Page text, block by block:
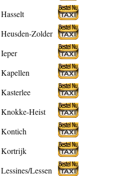
Hasselt
Heusden-Zolder
Ieper
Kapellen
Kasterlee
Knokke-Heist
Kontich
Kortrijk
Lessines/Lessen